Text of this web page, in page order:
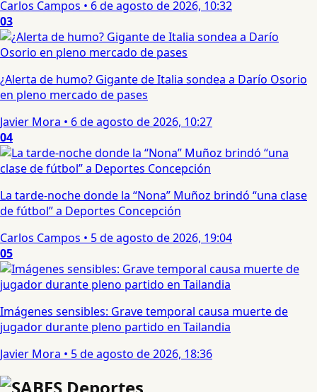
Carlos Campos • 6 de agosto de 2026, 10:32
03
¿Alerta de humo? Gigante de Italia sondea a Darío Osorio
en pleno mercado de pases
Javier Mora • 6 de agosto de 2026, 10:27
04
La tarde-noche donde la “Nona” Muñoz brindó “una clase
de fútbol” a Deportes Concepción
Carlos Campos • 5 de agosto de 2026, 19:04
05
Imágenes sensibles: Grave temporal causa muerte de
jugador durante pleno partido en Tailandia
Javier Mora • 5 de agosto de 2026, 18:36